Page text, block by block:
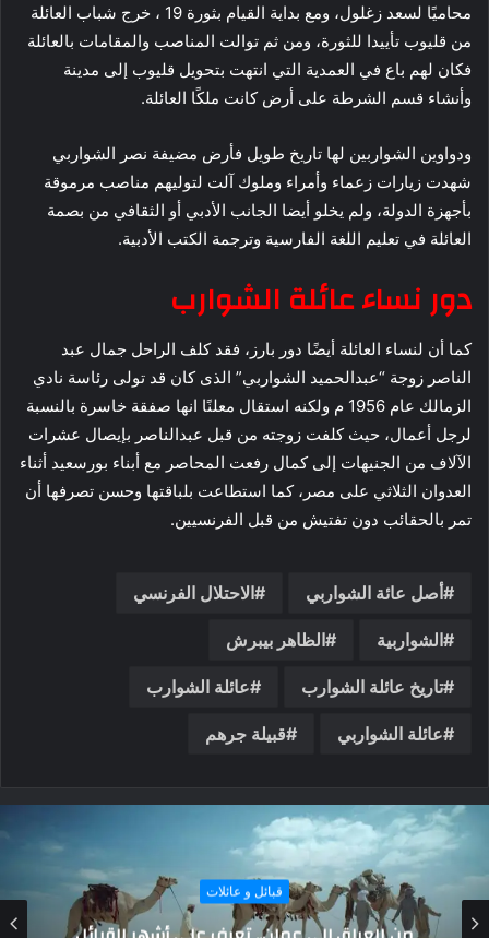
محاميًا لسعد زغلول، ومع بداية القيام بثورة 19 ، خرج شباب العائلة
من قليوب تأييدا للثورة، ومن ثم توالت المناصب والمقامات بالعائلة
فكان لهم باع في العمدية التي انتهت بتحويل قليوب إلى مدينة
وأنشاء قسم الشرطة على أرض كانت ملكًا العائلة.
ودواوين الشواربين لها تاريخ طويل فأرض مضيفة نصر الشواربي
شهدت زيارات زعماء وأمراء وملوك آلت لتوليهم مناصب مرموقة
بأجهزة الدولة، ولم يخلو أيضا الجانب الأدبي أو الثقافي من بصمة
العائلة في تعليم اللغة الفارسية وترجمة الكتب الأدبية.
دور نساء عائلة الشوارب
كما أن لنساء العائلة أيضًا دور بارز، فقد كلف الراحل جمال عبد
الناصر زوجة “عبدالحميد الشواربي” الذى كان قد تولى رئاسة نادي
الزمالك عام 1956 م ولكنه استقال معلنًا انها صفقة خاسرة بالنسبة
لرجل أعمال، حيث كلفت زوجته من قبل عبدالناصر بإيصال عشرات
الآلاف من الجنيهات إلى كمال رفعت المحاصر مع أبناء بورسعيد أثناء
العدوان الثلاثي على مصر، كما استطاعت بلباقتها وحسن تصرفها أن
تمر بالحقائب دون تفتيش من قبل الفرنسيين.
أصل عائة الشواربي الاحتلال الفرنسي
الشواربية الظاهر بيبرش
تاريخ عائلة الشوارب عائلة الشوارب
عائلة الشواربي قبيلة جرهم
قبائل و عائلات